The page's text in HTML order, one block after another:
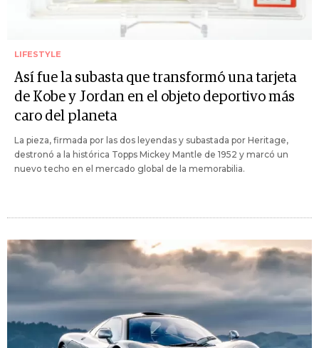
LIFESTYLE
Así fue la subasta que transformó una tarjeta
de Kobe y Jordan en el objeto deportivo más
caro del planeta
La pieza, firmada por las dos leyendas y subastada por Heritage,
destronó a la histórica Topps Mickey Mantle de 1952 y marcó un
nuevo techo en el mercado global de la memorabilia.